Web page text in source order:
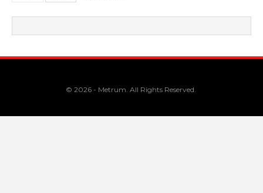
© 2026 - Metrum. All Rights Reserved.